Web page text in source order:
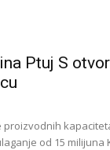
Ptuj S
proizvodnih
od 15 milijuna